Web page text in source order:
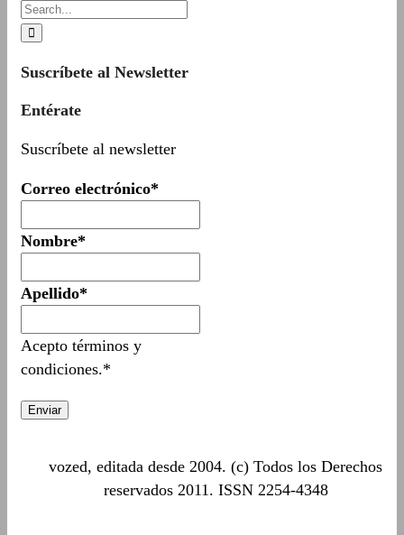
Suscríbete al Newsletter
Entérate
Suscríbete al newsletter
Correo electrónico*
Nombre*
Apellido*
Acepto términos y
condiciones.*
vozed, editada desde 2004. (c) Todos los Derechos
reservados 2011. ISSN 2254-4348